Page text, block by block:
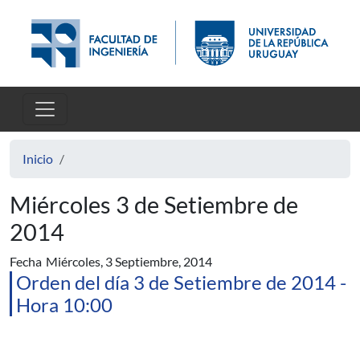
Inicio
Miércoles 3 de Setiembre de
2014
Fecha Miércoles, 3 Septiembre, 2014
Orden del día 3 de Setiembre de 2014 -
Hora 10:00